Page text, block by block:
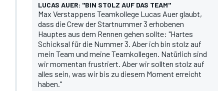
LUCAS AUER: "BIN STOLZ AUF DAS TEAM"
Max Verstappens Teamkollege Lucas Auer glaubt,
dass die Crew der Startnummer 3 erhobenen
Hauptes aus dem Rennen gehen sollte: "Hartes
Schicksal für die Nummer 3. Aber ich bin stolz auf
mein Team und meine Teamkollegen. Natürlich sind
wir momentan frustriert. Aber wir sollten stolz auf
alles sein, was wir bis zu diesem Moment erreicht
haben."